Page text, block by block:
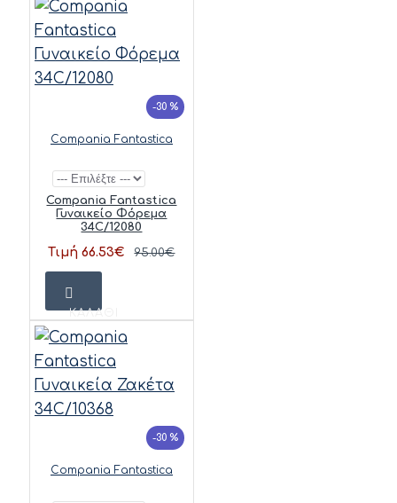
-30 %
Compania Fantastica
Compania Fantastica
Γυναικείο Φόρεμα
34C/12080
Τιμή 66.53€ 95.00€
ΚΑΛΆΘΙ
-30 %
Compania Fantastica